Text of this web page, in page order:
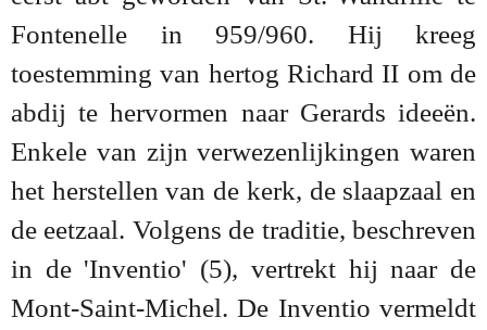
Fontenelle in 959/960. Hij kreeg
toestemming van hertog Richard II om de
abdij te hervormen naar Gerards ideeën.
Enkele van zijn verwezenlijkingen waren
het herstellen van de kerk, de slaapzaal en
de eetzaal. Volgens de traditie, beschreven
in de 'Inventio' (5), vertrekt hij naar de
Mont-Saint-Michel. De Inventio vermeldt